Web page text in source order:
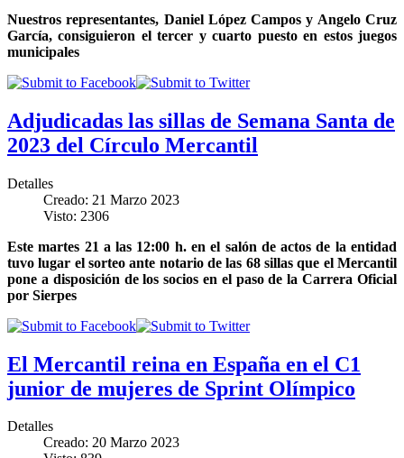
Nuestros representantes, Daniel López Campos y Angelo Cruz
García, consiguieron el tercer y cuarto puesto en estos juegos
municipales
Adjudicadas las sillas de Semana Santa de
2023 del Círculo Mercantil
Detalles
Creado: 21 Marzo 2023
Visto: 2306
Este martes 21 a las 12:00 h. en el salón de actos de la entidad
tuvo lugar el sorteo ante notario de las 68 sillas que el Mercantil
pone a disposición de los socios en el paso de la Carrera Oficial
por Sierpes
El Mercantil reina en España en el C1
junior de mujeres de Sprint Olímpico
Detalles
Creado: 20 Marzo 2023